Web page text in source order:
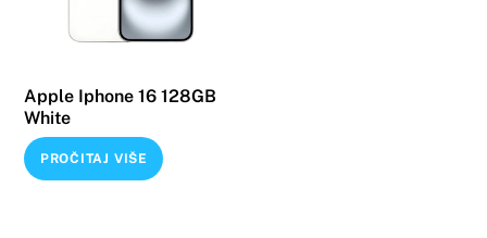
Apple Iphone 16 128GB
White
PROČITAJ VIŠE